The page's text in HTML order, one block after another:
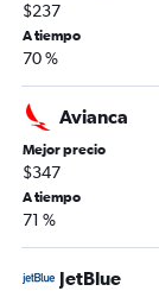
$237
A tiempo
70 %
Avianca
Mejor precio
$347
A tiempo
71 %
JetBlue